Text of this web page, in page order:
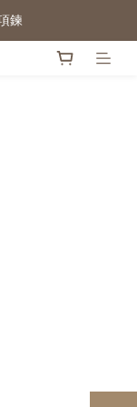
鍊